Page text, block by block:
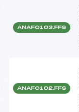
ANAF0103.FFS
ANAF0102.FFS